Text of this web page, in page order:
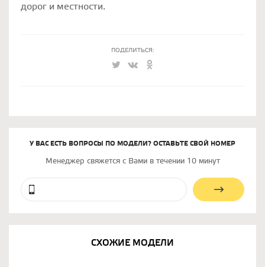
дорог и местности.
ПОДЕЛИТЬСЯ:
У ВАС ЕСТЬ ВОПРОСЫ ПО МОДЕЛИ? ОСТАВЬТЕ СВОЙ НОМЕР
Менеджер свяжется с Вами в течении 10 минут
СХОЖИЕ МОДЕЛИ